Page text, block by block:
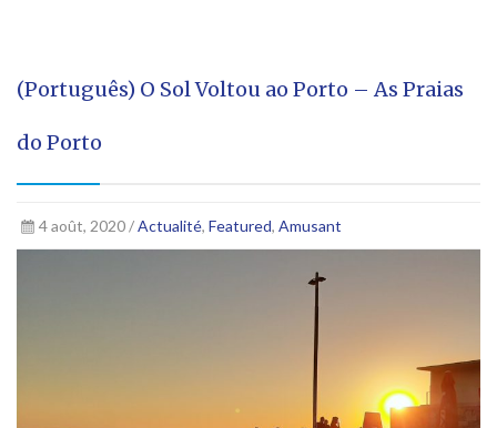
(Português) O Sol Voltou ao Porto – As Praias
do Porto
4 août, 2020 /Actualité, Featured, Amusant